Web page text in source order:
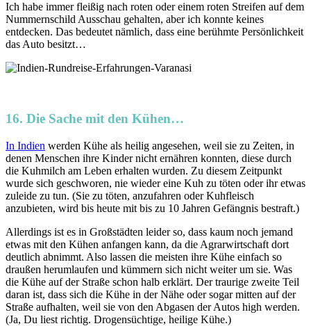
Ich habe immer fleißig nach roten oder einem roten Streifen auf dem
Nummernschild Ausschau gehalten, aber ich konnte keines
entdecken. Das bedeutet nämlich, dass eine berühmte Persönlichkeit
das Auto besitzt…
16. Die Sache mit den Kühen…
In Indien werden Kühe als heilig angesehen, weil sie zu Zeiten, in
denen Menschen ihre Kinder nicht ernähren konnten, diese durch
die Kuhmilch am Leben erhalten wurden. Zu diesem Zeitpunkt
wurde sich geschworen, nie wieder eine Kuh zu töten oder ihr etwas
zuleide zu tun. (Sie zu töten, anzufahren oder Kuhfleisch
anzubieten, wird bis heute mit bis zu 10 Jahren Gefängnis bestraft.)
Allerdings ist es in Großstädten leider so, dass kaum noch jemand
etwas mit den Kühen anfangen kann, da die Agrarwirtschaft dort
deutlich abnimmt. Also lassen die meisten ihre Kühe einfach so
draußen herumlaufen und kümmern sich nicht weiter um sie. Was
die Kühe auf der Straße schon halb erklärt. Der traurige zweite Teil
daran ist, dass sich die Kühe in der Nähe oder sogar mitten auf der
Straße aufhalten, weil sie von den Abgasen der Autos high werden.
(Ja, Du liest richtig. Drogensüchtige, heilige Kühe.)